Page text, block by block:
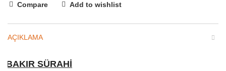
Compare Add to wishlist
AÇIKLAMA
BAKIR SÜRAHİ